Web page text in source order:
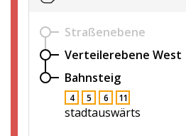
Straßenebene
Verteilerebene West
Bahnsteig
4 5 6 11
stadtauswärts